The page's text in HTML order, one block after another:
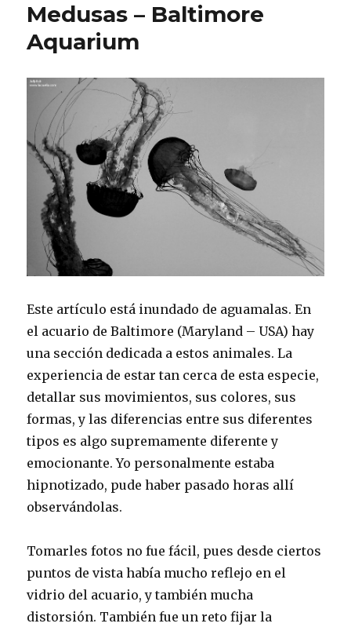
Medusas – Baltimore
Aquarium
Este artículo está inundado de aguamalas. En
el acuario de Baltimore (Maryland – USA) hay
una sección dedicada a estos animales. La
experiencia de estar tan cerca de esta especie,
detallar sus movimientos, sus colores, sus
formas, y las diferencias entre sus diferentes
tipos es algo supremamente diferente y
emocionante. Yo personalmente estaba
hipnotizado, pude haber pasado horas allí
observándolas.
Tomarles fotos no fue fácil, pues desde ciertos
puntos de vista había mucho reflejo en el
vidrio del acuario, y también mucha
distorsión. También fue un reto fijar la